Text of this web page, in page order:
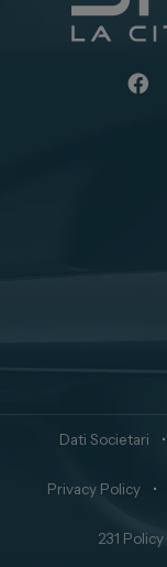
Dati Societari •
Privacy Policy •
231 Policy